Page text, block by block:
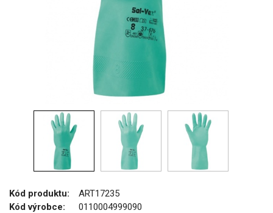
Kód produktu:
ART17235
Kód výrobce:
0110004999090